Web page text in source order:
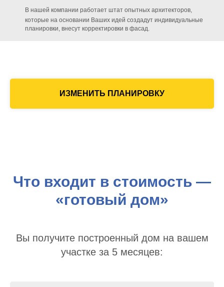
В нашей компании работает штат опытных архитекторов,
которые на основании Ваших идей создадут индивидуальные
планировки, внесут корректировки в фасад.
ИЗМЕНИТЬ ПЛАНИРОВКУ
Что входит в стоимость —
«готовый дом»
Вы получите построенный дом на вашем
участке за 5 месяцев: